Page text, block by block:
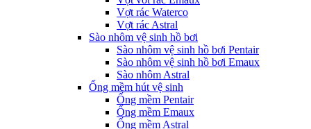
Vợt rác Waterco
Vợt rác Astral
Sào nhôm vệ sinh hồ bơi
Sào nhôm vệ sinh hồ bơi Pentair
Sào nhôm vệ sinh hồ bơi Emaux
Sào nhôm Astral
Ống mềm hút vệ sinh
Ống mềm Pentair
Ống mềm Emaux
Ống mềm Astral